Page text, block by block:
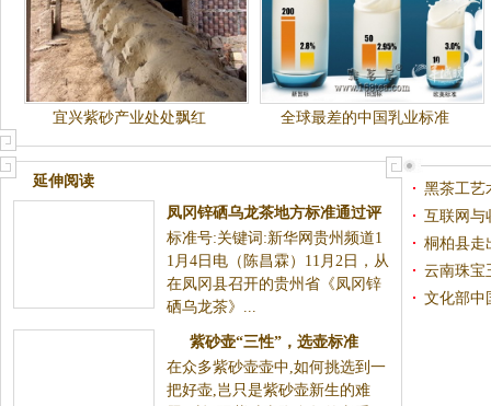
宜兴紫砂产业处处飘红 全球最差的中国乳业标准
延伸阅读
凤冈锌硒乌龙茶地方标准通过评
审
标准号:关键词:新华网贵州频道1
1月4日电（陈昌霖）11月2日，从
在凤冈县召开的贵州省《凤冈锌
硒乌龙茶》...
紫砂壶“三性”，选壶标准
在众多紫砂壶壶中,如何挑选到一
把好壶,岂只是紫砂壶新生的难
黑茶工艺
互联网与
桐柏县走
云南珠宝
文化部中